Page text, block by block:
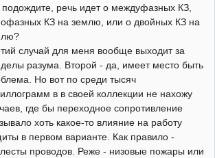
подождите, речь идет о междуфазных КЗ,
КЗ на землю, или о двойных КЗ на
случай для меня вообще выходит за
разума. Второй - да, имеет место быть
Но вот по среди тысяч
в в своей коллекции не нахожу
где бы переходное сопротивление
хоть какое-то влияние на работу
в первом варианте. Как правило -
проводов. Реже - низовые пожары или